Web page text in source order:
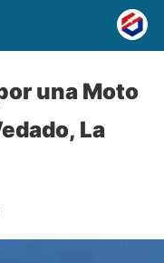
una Moto
La